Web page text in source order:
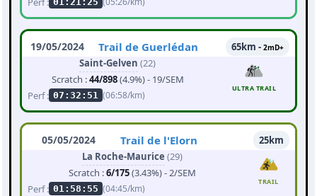
19/05/2024 Trail de Guerlédan 65km - 2mD+
Saint-Gelven (22)
Scratch :44/898(4.9%) - 19/SEM
Perf : 07:32:51 (06:58/km)
ULTRA TRAIL
05/05/2024 Trail de l'Elorn
25km
La Roche-Maurice (29)
Scratch :6/175(3.43%) - 2/SEM
Perf : 01:58:55 (04:45/km)
TRAIL